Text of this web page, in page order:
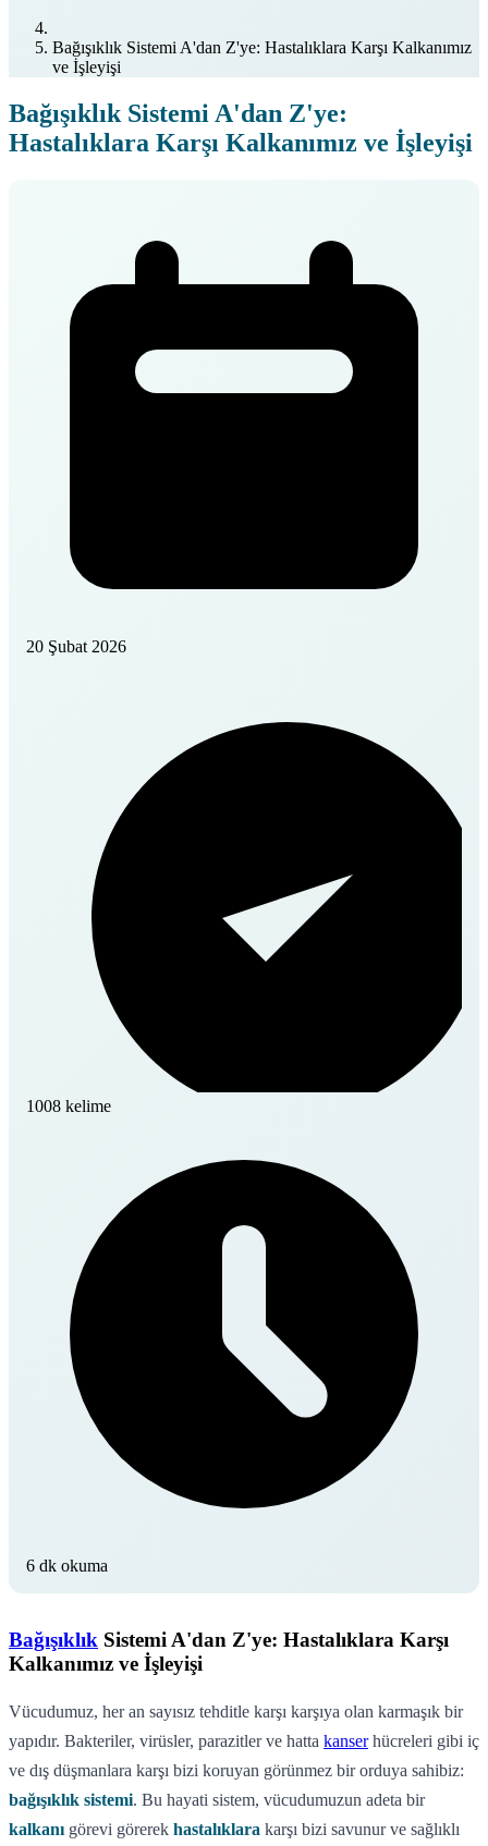
Bağışıklık Sistemi A'dan Z'ye: Hastalıklara Karşı Kalkanımız
ve İşleyişi
Bağışıklık Sistemi A'dan Z'ye:
Hastalıklara Karşı Kalkanımız ve İşleyişi
20 Şubat 2026
1008 kelime
6 dk okuma
Bağışıklık Sistemi A'dan Z'ye: Hastalıklara Karşı
Kalkanımız ve İşleyişi
Vücudumuz, her an sayısız tehditle karşı karşıya olan karmaşık bir
yapıdır. Bakteriler, virüsler, parazitler ve hatta kanserhücreleri gibi iç
ve dış düşmanlara karşı bizi koruyan görünmez bir orduya sahibiz:
bağışıklık sistemi. Bu hayati sistem, vücudumuzun adeta bir
kalkanı görevi görerek hastalıklara karşı bizi savunur ve sağlıklı